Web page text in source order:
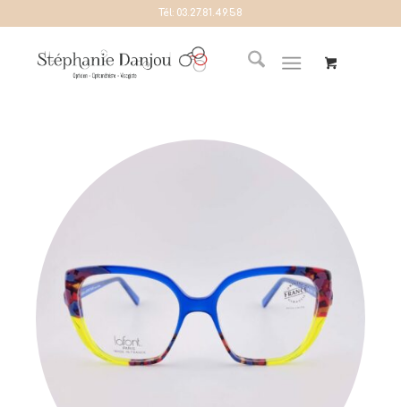
Tél: 03.27.81.49.58